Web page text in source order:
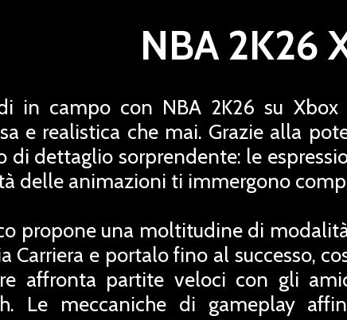
NBA 2K26
in campo con NBA 2K26 su
e realistica che mai. Grazie alla
di dettaglio sorprendente: le
delle animazioni ti immergono
propone una moltitudine di
Carriera e portalo fino al successo,
affronta partite veloci con gli
Le meccaniche di gameplay